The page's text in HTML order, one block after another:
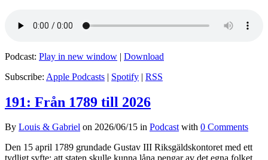
Podcast: Play in new window | Download
Subscribe: Apple Podcasts | Spotify | RSS
191: Från 1789 till 2026
By Louis & Gabriel on 2026/06/15 in Podcast with 0 Comments
Den 15 april 1789 grundade Gustav III Riksgäldskontoret med ett